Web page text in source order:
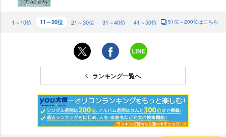
1～10位 11～20位 21～30位 31～40位 41～50位 51位～200位はこちら
ランキング一覧へ